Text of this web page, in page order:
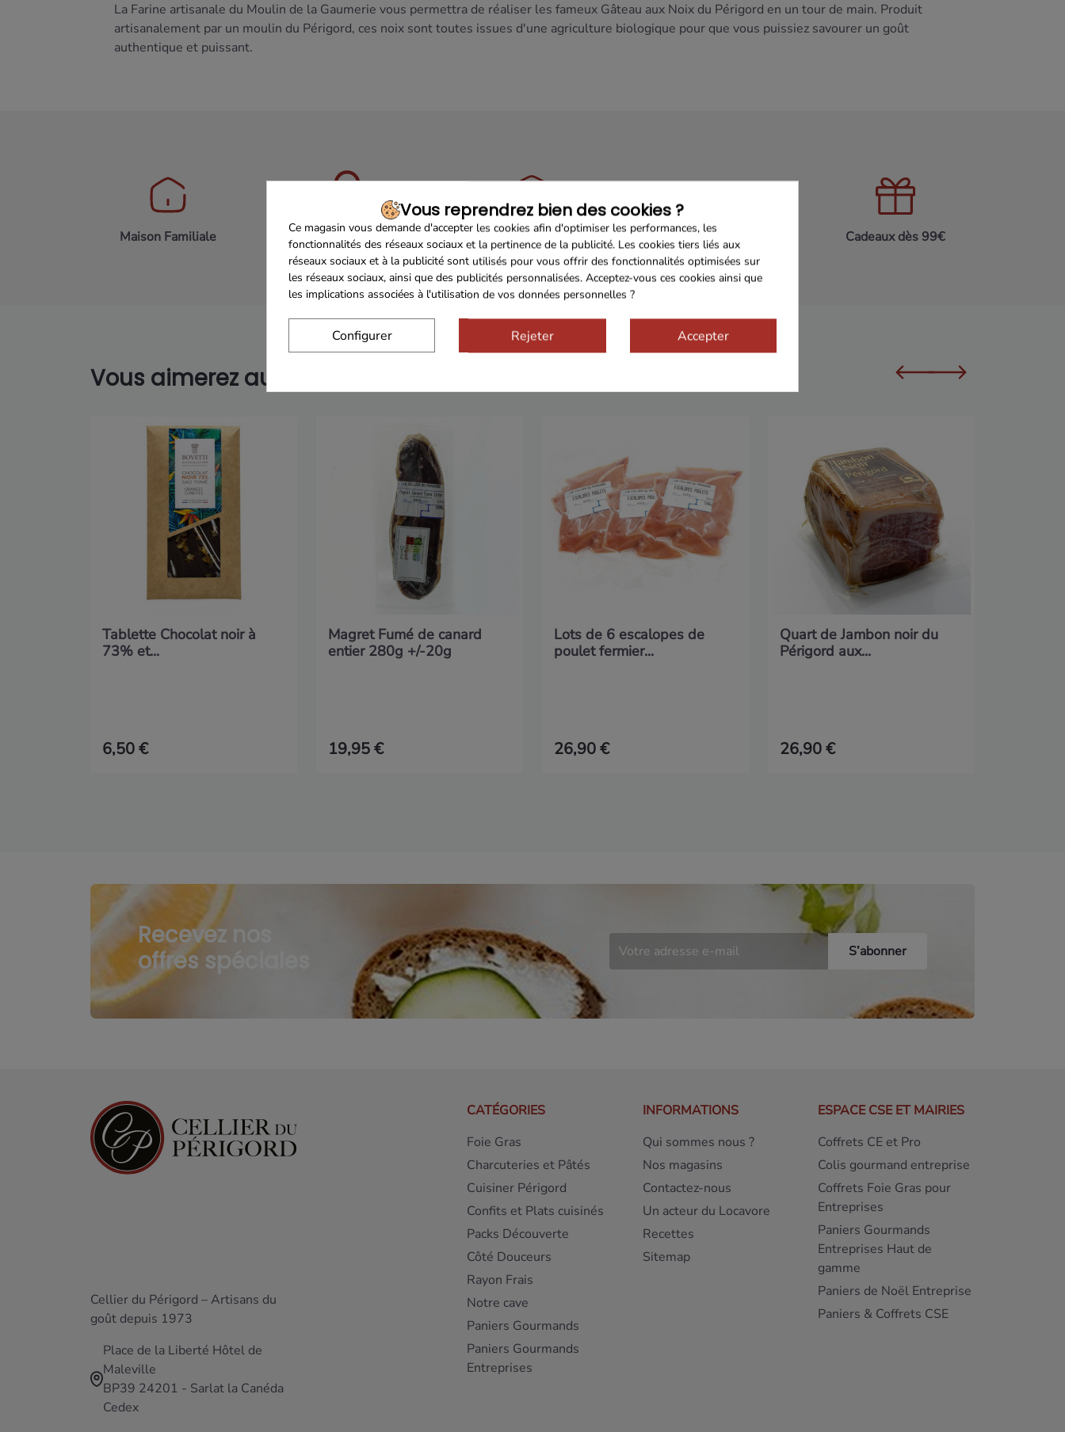
La Farine artisanale du Moulin de la Gaumerie vous permettra de réaliser les fameux Gâteau aux Noix du Périgord en un tour de main. Produit
artisanalement par un moulin du Périgord, ces noix sont toutes issues d'une agriculture biologique pour que vous puissiez savourer un goût
authentique et puissant.
Maison Familiale Paiement Sécurisé Franco de port 79€ Livraison 24h/48h Cadeaux dès 99€
Vous aimerez aussi...
Tablette Chocolat noir à
73% et...
6,50 €
Magret Fumé de canard
entier 280g +/-20g
19,95 €
Lots de 6 escalopes de
poulet fermier...
26,90 €
Quart de Jambon noir du
Périgord aux...
26,90 €
Recevez nos
offres spéciales
Cellier du Périgord – Artisans du
goût depuis 1973
Place de la Liberté Hôtel de
Maleville
BP39 24201 - Sarlat la Canéda
Cedex
CATÉGORIES
Foie Gras
Charcuteries et Pâtés
Cuisiner Périgord
Confits et Plats cuisinés
Packs Découverte
Côté Douceurs
Rayon Frais
Notre cave
Paniers Gourmands
Paniers Gourmands
Entreprises
INFORMATIONS
Qui sommes nous ?
Nos magasins
Contactez-nous
Un acteur du Locavore
Recettes
Sitemap
ESPACE CSE ET MAIRIES
Coffrets CE et Pro
Colis gourmand entreprise
Coffrets Foie Gras pour
Entreprises
Paniers Gourmands
Entreprises Haut de
gamme
Paniers de Noël Entreprise
Paniers & Coffrets CSE
Vous reprendrez bien des cookies ?
Ce magasin vous demande d'accepter les cookies afin d'optimiser les performances, les
fonctionnalités des réseaux sociaux et la pertinence de la publicité. Les cookies tiers liés aux
réseaux sociaux et à la publicité sont utilisés pour vous offrir des fonctionnalités optimisées sur
les réseaux sociaux, ainsi que des publicités personnalisées. Acceptez-vous ces cookies ainsi que
les implications associées à l'utilisation de vos données personnelles ?
Configurer Rejeter Accepter